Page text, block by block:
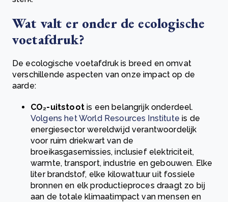
Wat valt er onder de ecologische
voetafdruk?
De ecologische voetafdruk is breed en omvat
verschillende aspecten van onze impact op de
aarde:
CO₂-uitstootis een belangrijk onderdeel.
Volgens het World Resources Institute is de
energiesector wereldwijd verantwoordelijk
voor ruim driekwart van de
broeikasgasemissies, inclusief elektriciteit,
warmte, transport, industrie en gebouwen. Elke
liter brandstof, elke kilowattuur uit fossiele
bronnen en elk productieproces draagt zo bij
aan de totale klimaatimpact van mensen en